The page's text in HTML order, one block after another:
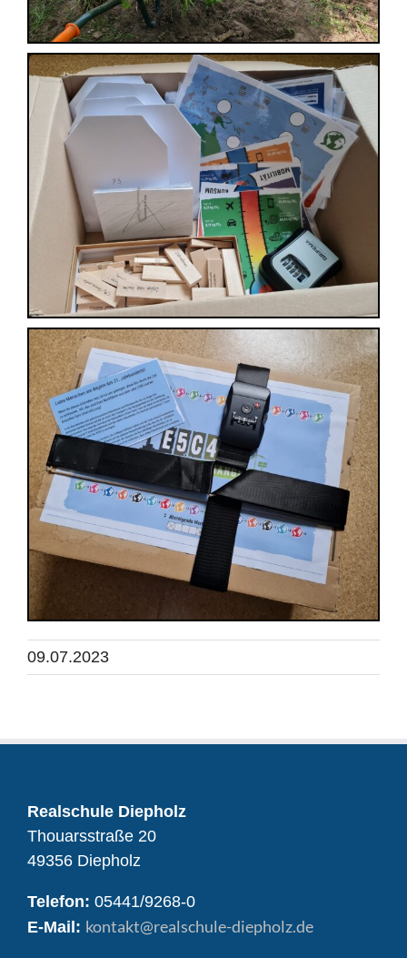
09.07.2023
Realschule Diepholz
Thouarsstraße 20
49356 Diepholz
Telefon: 05441/9268-0
E-Mail: kontakt@realschule-diepholz.de